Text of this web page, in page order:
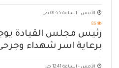
المسلحة
الأمس - الساعة 01:55 ص
86
رئيس مجلس القيادة
برعاية اسر شهداء
الهجوم الإرهابي الحوثي